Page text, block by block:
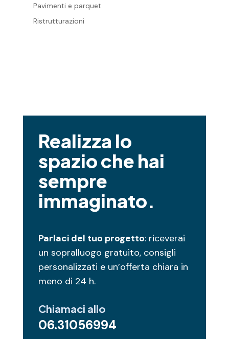
Pavimenti e parquet
Ristrutturazioni
Realizza lo
spazio che hai
sempre
immaginato.
Parlaci del tuo progetto: riceverai
un sopralluogo gratuito, consigli
personalizzati e un’offerta chiara in
meno di 24 h.
Chiamaci allo
06.31056994